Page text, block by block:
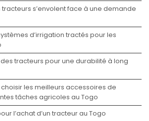
tracteurs s’envolent face à une demande
d’irrigation tractés pour les
tracteurs pour une durabilité à long
les meilleurs accessoires de
tâches agricoles au Togo
l’achat d’un tracteur au Togo